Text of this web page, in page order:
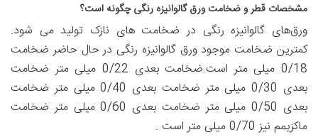
مشخصات قطر و ضخامت ورق گالوانیزه رنگی چگونه است؟
ورق‌های گالوانیزه رنگی در ضخامت های نازک تولید می شود.
کمترین ضخامت موجود ورق گالوانیزه رنگی در حال حاضر ضخامت
0/18 میلی متر است.ضخامت بعدی 0/22 میلی متر ضخامت
بعدی 0/30 میلی متر ضخامت بعدی 0/40 میلی متر ضخامت
بعدی 0/50 میلی متر ضخامت بعدی 0/60 میلی متر ضخامت
ماکزیمم نیز 0/70 میلی متر است .